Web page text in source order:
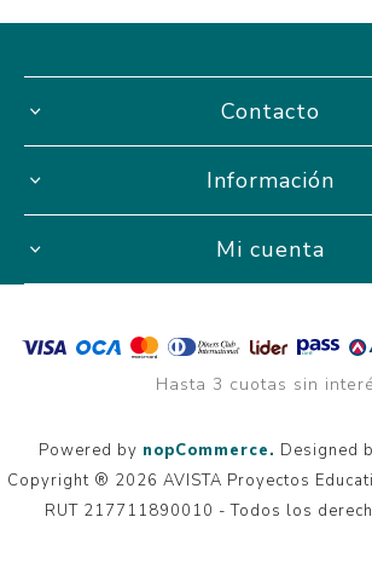
Contacto
Información
Mi cuenta
Hasta 3 cuotas sin
Powered by nopCommerce. Designed
Copyright ® 2026 AVISTA Proyectos
RUT 217711890010 - Todos los